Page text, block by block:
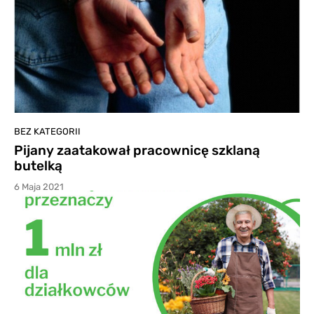
BEZ KATEGORII
Pijany zaatakował pracownicę szklaną
butelką
6 Maja 2021